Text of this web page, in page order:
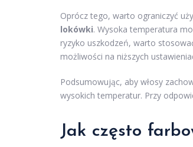
Oprócz tego, warto ograniczyć
lokówki. Wysoka temperatura
ryzyko uszkodzeń, warto
możliwości na niższych
Podsumowując, aby włosy
wysokich temperatur. Przy
Jak często